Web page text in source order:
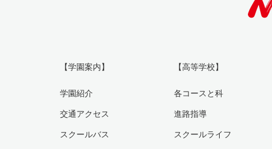
【学園案内】
学園紹介
交通アクセス
スクールバス
【高等学校】
各コースと科
進路指導
スクールライフ